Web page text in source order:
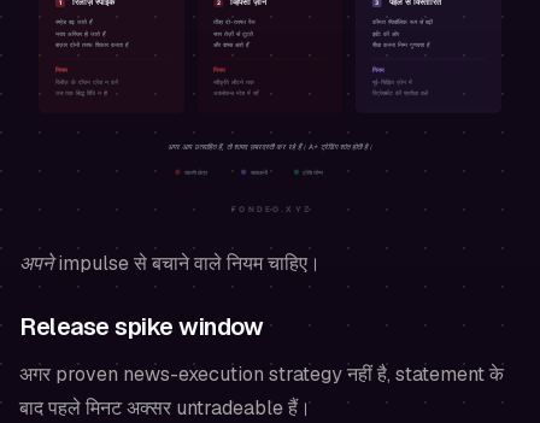
अपने impulseसे बचाने वाले नियम चाहिए।
Release spike window
अगर proven news-execution strategy नहीं है, statement के
बाद पहले मिनट अक्सर untradeable हैं।